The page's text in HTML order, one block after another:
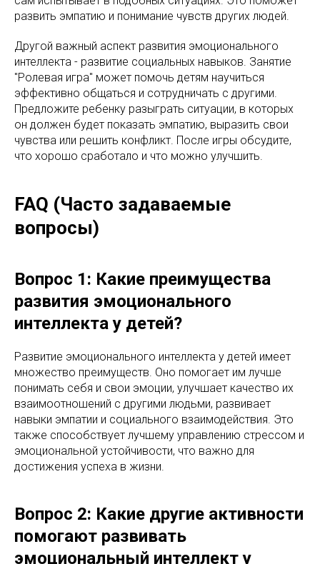
развить эмпатию и понимание чувств других людей.
Другой важный аспект развития эмоционального
интеллекта - развитие социальных навыков. Занятие
"Ролевая игра" может помочь детям научиться
эффективно общаться и сотрудничать с другими.
Предложите ребенку разыграть ситуации, в которых
он должен будет показать эмпатию, выразить свои
чувства или решить конфликт. После игры обсудите,
что хорошо сработало и что можно улучшить.
FAQ (Часто задаваемые
вопросы)
Вопрос 1: Какие преимущества
развития эмоционального
интеллекта у детей?
Развитие эмоционального интеллекта у детей имеет
множество преимуществ. Оно помогает им лучше
понимать себя и свои эмоции, улучшает качество их
взаимоотношений с другими людьми, развивает
навыки эмпатии и социального взаимодействия. Это
также способствует лучшему управлению стрессом и
эмоциональной устойчивости, что важно для
достижения успеха в жизни.
Вопрос 2: Какие другие активности
помогают развивать
эмоциональный интеллект у